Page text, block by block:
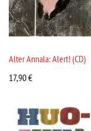
Alter Annala: Alert! (CD)
17,90€